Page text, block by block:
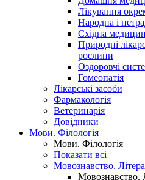
Лікування
Народна і
Східна
Природні
рослини
Оздоровчі
Гомеопатія
Лікарські засоби
Фармакологія
Ветеринарія
Довідники
Мови. Філологія
Мови. Філологія
Показати всі
Мовознавство.
Мовознавство.